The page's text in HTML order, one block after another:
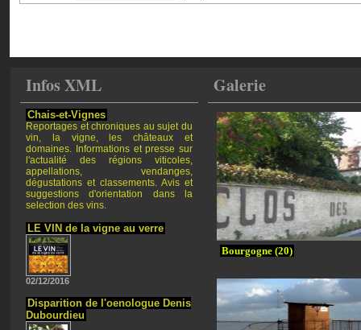
Infos XML
Chais-et-Vignes
Reportages et chroniques au sujet du
vin, la vigne, les châteaux et
domaines. Informations et presse sur
l'actualité des régions viticoles,
appellations, vendanges,
dégustations et classements. Avis et
suggestions d'orientation dans la
selection des vins.
LE VIN de la vigne au verre
02/12/2016
Disparition de l'oenologue Denis
Dubourdieu
Galerie
Bourgogne (20)